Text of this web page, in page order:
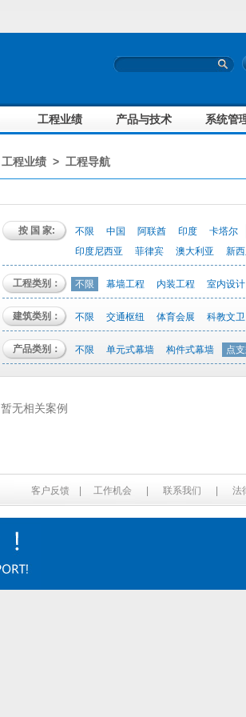
工程业绩 产品与技术 系统管
工程业绩> 工程导航
按 国 家: 不限 中国 阿联酋 印度 卡塔尔
印度尼西亚
菲律宾 澳大利亚 新
工程类别： 不限 幕墙工程 内装工程 室内设计
建筑类别： 不限 交通枢纽 体育会展 科教文卫
产品类别： 不限 单元式幕墙 构件式幕墙 点
暂无相关案例
客户反馈 工作机会 联系我们 法